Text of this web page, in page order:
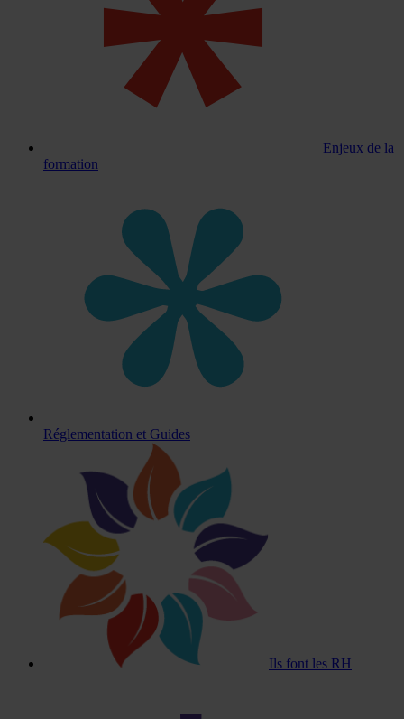
Enjeux de la
formation
Réglementation et Guides
Ils font les RH